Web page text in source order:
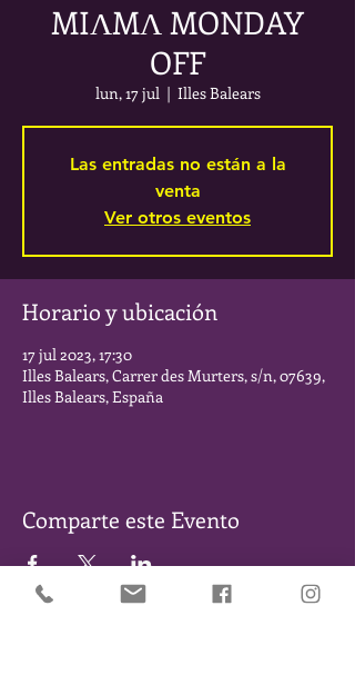
MIΛMΛ MONDAY
OFF
lun, 17 jul
  |
Illes Balears
Las entradas no están a la
venta
Ver otros eventos
Horario y ubicación
17 jul 2023, 17:30
Illes Balears, Carrer des Murters, s/n, 07639,
Illes Balears, España
Comparte este Evento